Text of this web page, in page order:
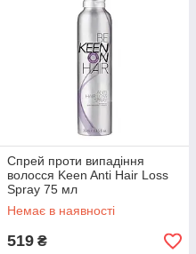
Спрей проти випадіння
волосся Keen Anti Hair Loss
Spray 75 мл
Немає в наявності
519 ₴